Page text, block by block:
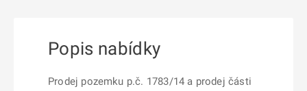
Popis nabídky
Prodej pozemku p.č. 1783/14 a prodej části